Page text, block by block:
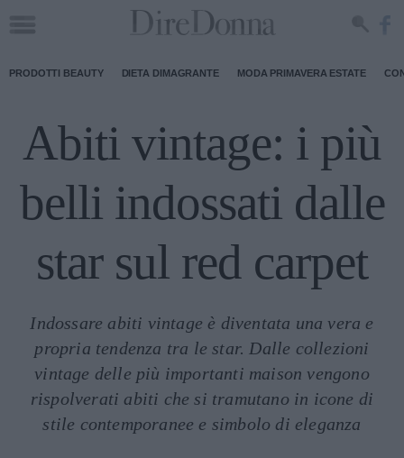
PRODOTTI BEAUTY DIETA DIMAGRANTE MODA PRIMAVERA ESTATE
Abiti vintage: i più
belli indossati dalle
star sul red carpet
Indossare abiti vintage è diventata una vera e
propria tendenza tra le star. Dalle collezioni
vintage delle più importanti maison vengono
rispolverati abiti che si tramutano in icone di
stile contemporanee e simbolo di eleganza